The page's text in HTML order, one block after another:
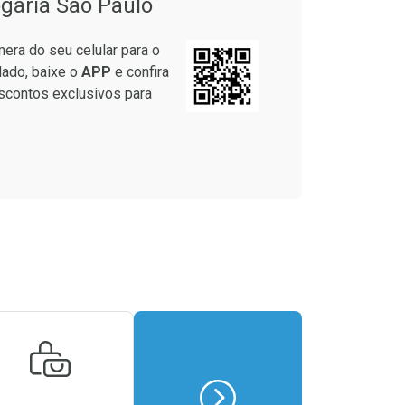
cada
cada
Por R$ 25,27/cada
Por R$ 25,27/cada
São Paulo
do seu celular para o
baixe o APP e confira
exclusivos para